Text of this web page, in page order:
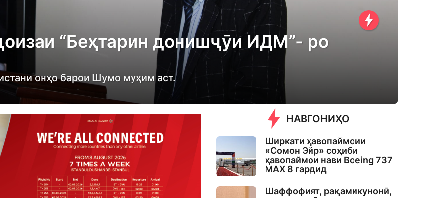
“Беҳтарин донишҷӯи ИДМ”- ро
онҳо барои Шумо муҳим аст.
НАВГОНИҲО
Ширкати ҳавопаймоии
«Сомон Эйр» соҳиби
ҳавопаймои нави Boeing 737
MAX 8 гардид
Шаффофият, рақамикунонӣ,